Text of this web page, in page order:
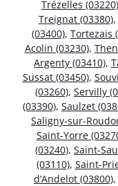
Trézelles (03220)
Treignat (03380),
(03400), Tortezais
Acolin (03230),
Argenty (03410),
Sussat (03450),
(03260), Servilly
(03390), Saulzet
Saligny-sur-
Saint-Yorre
(03240), Saint-
(03110), Saint-
d’Andelot (03800),